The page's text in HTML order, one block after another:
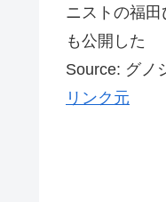
ニストの福
も公開した
Source: グノ
リンク元